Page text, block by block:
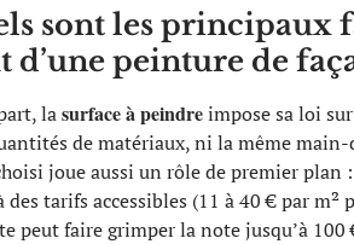
sont les principaux
d’une peinture de
lasurface à peindreimpose sa loi
de matériaux, ni la même
joue aussi un rôle de premier plan
des tarifs accessibles (11 à 40 € par m²
peut faire grimper la note jusqu’à 100